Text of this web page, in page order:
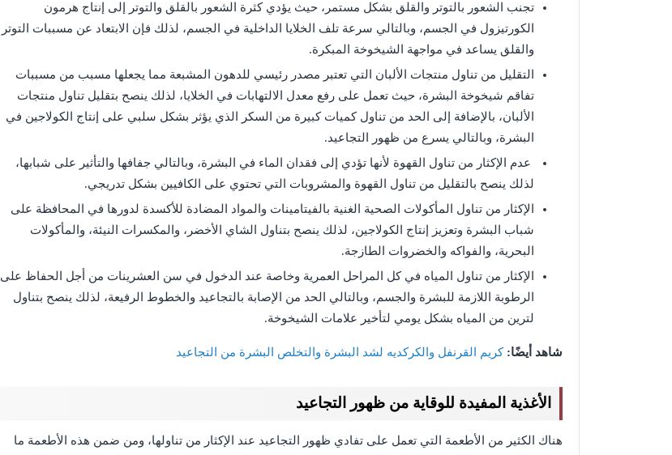
تجنب الشعور بالتوتر والقلق بشكل مستمر، حيث يؤدي كثرة الشعور بالقلق والتوتر إلى إنتاج هرمون
الكورتيزول في الجسم، وبالتالي سرعة تلف الخلايا الداخلية في الجسم، لذلك فإن الابتعاد عن مسببات التوتر
والقلق يساعد في مواجهة الشيخوخة المبكرة.
التقليل من تناول منتجات الألبان التي تعتبر مصدر رئيسي للدهون المشبعة مما يجعلها مسبب من مسببات
تفاقم شيخوخة البشرة، حيث تعمل على رفع معدل الالتهابات في الخلايا، لذلك ينصح بتقليل تناول منتجات
الألبان، بالإضافة إلى الحد من تناول كميات كبيرة من السكر الذي يؤثر بشكل سلبي على إنتاج الكولاجين في
البشرة، وبالتالي يسرع من ظهور التجاعيد.
عدم الإكثار من تناول القهوة لأنها تؤدي إلى فقدان الماء في البشرة، وبالتالي جفافها والتأثير على شبابها،
لذلك ينصح بالتقليل من تناول القهوة والمشروبات التي تحتوي على الكافيين بشكل تدريجي.
الإكثار من تناول المأكولات الصحية الغنية بالفيتامينات والمواد المضادة للأكسدة لدورها في المحافظة على
شباب البشرة وتعزيز إنتاج الكولاجين، لذلك ينصح بتناول الشاي الأخضر، والمكسرات النيئة، والمأكولات
البحرية، والفواكه والخضروات الطازجة.
الإكثار من تناول المياه في كل المراحل العمرية وخاصة عند الدخول في سن العشرينات من أجل الحفاظ على
الرطوبة اللازمة للبشرة والجسم، وبالتالي الحد من الإصابة بالتجاعيد والخطوط الرفيعة، لذلك ينصح بتناول
لترين من المياه بشكل يومي لتأخير علامات الشيخوخة.
شاهد أيضًا:كريم القرنفل والكركديه لشد البشرة والتخلص البشرة من التجاعيد
الأغذية المفيدة للوقاية من ظهور التجاعيد
هناك الكثير من الأطعمة التي تعمل على تفادي ظهور التجاعيد عند الإكثار من تناولها، ومن ضمن هذه الأطعمة ما